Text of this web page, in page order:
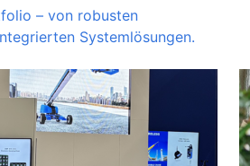
– von robusten
Systemlösungen.